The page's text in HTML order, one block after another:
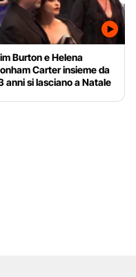
Burton e Helena
Carter insieme da
anni si lasciano a Natale